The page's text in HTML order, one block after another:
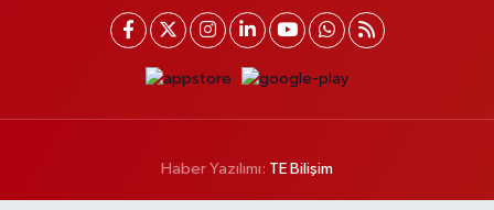
Haber Yazılımı: TE Bilişim